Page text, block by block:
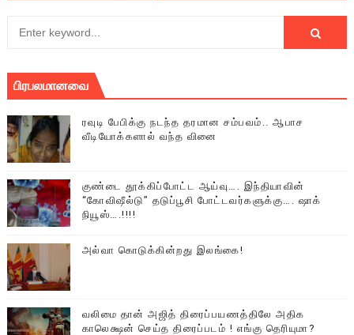
பிரபலமானவை
ரவுடி பேபிக்கு நடந்த தரமான சம்பவம்.. ஆபாச
வீடியோக்களால் வந்த வினை
குண்டை தூக்கிப்போட்ட ஆய்வு…. இந்தியாவின்
“கோவிஷீல்டு” தடுப்பூசி போட்டவர்களுக்கு…. ஷாக்
நியூஸ்….!!!!
அல்வா கொடுக்கின்றது இலங்கை!
வலிமை தான் அஜித் திரைப்பயணத்திலே அதிக
காலெக்ஷன் செய்த திரைப்படம் ! எங்கு தெரியுமா?